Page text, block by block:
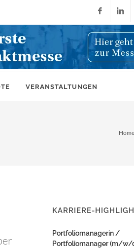
Facebook
VERANSTALTUNGEN
Home
KARRIERE-
Portfoliomanagerin /
Portfoliomanager (m/w/